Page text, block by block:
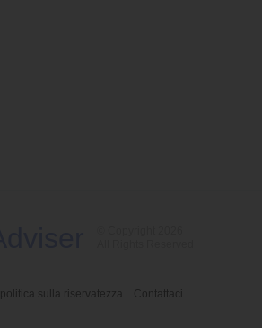
politica sulla riservatezza Contattaci